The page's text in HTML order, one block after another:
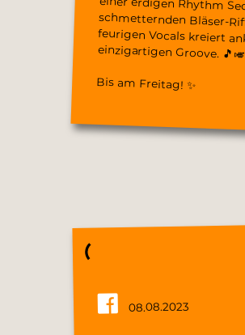
einzigartigen Groove. 🎵🎺
Bis am Freitag! ✨
08.08.2023